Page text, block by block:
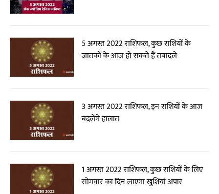
5 अगस्त 2022 राशिफल, कुछ राशियों के
जातकों के आज हो सकते हैं तबादले
3 अगस्त 2022 राशिफल, इन राशियों के आज
बदलेंगे हालात
1 अगस्त 2022 राशिफल, कुछ राशियों के लिए
सोमवार का दिन लाएगा खुशियां अपार